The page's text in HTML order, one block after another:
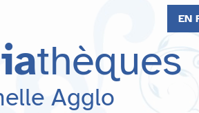
EN
thèques
Agglo